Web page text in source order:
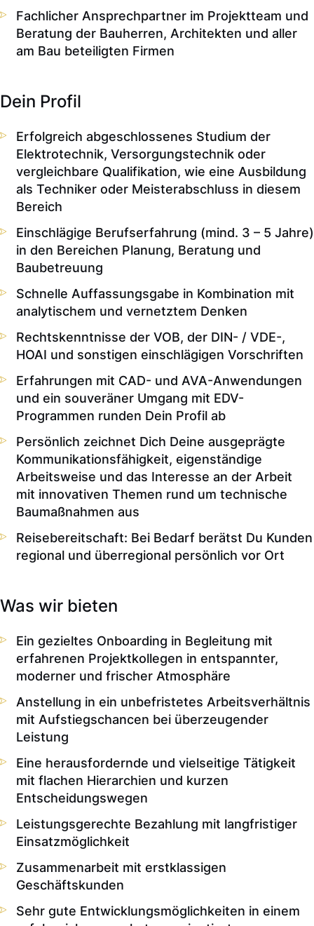
Fachlicher Ansprechpartner im Projektteam und
Beratung der Bauherren, Architekten und aller
am Bau beteiligten Firmen
Dein Profil
Erfolgreich abgeschlossenes Studium der
Elektrotechnik, Versorgungstechnik oder
vergleichbare Qualifikation, wie eine Ausbildung
als Techniker oder Meisterabschluss in diesem
Bereich
Einschlägige Berufserfahrung (mind. 3 – 5 Jahre)
in den Bereichen Planung, Beratung und
Baubetreuung
Schnelle Auffassungsgabe in Kombination mit
analytischem und vernetztem Denken
Rechtskenntnisse der VOB, der DIN- / VDE-,
HOAI und sonstigen einschlägigen Vorschriften
Erfahrungen mit CAD- und AVA-Anwendungen
und ein souveräner Umgang mit EDV-
Programmen runden Dein Profil ab
Persönlich zeichnet Dich Deine ausgeprägte
Kommunikationsfähigkeit, eigenständige
Arbeitsweise und das Interesse an der Arbeit
mit innovativen Themen rund um technische
Baumaßnahmen aus
Reisebereitschaft: Bei Bedarf berätst Du Kunden
regional und überregional persönlich vor Ort
Was wir bieten
Ein gezieltes Onboarding in Begleitung mit
erfahrenen Projektkollegen in entspannter,
moderner und frischer Atmosphäre
Anstellung in ein unbefristetes Arbeitsverhältnis
mit Aufstiegschancen bei überzeugender
Leistung
Eine herausfordernde und vielseitige Tätigkeit
mit flachen Hierarchien und kurzen
Entscheidungswegen
Leistungsgerechte Bezahlung mit langfristiger
Einsatzmöglichkeit
Zusammenarbeit mit erstklassigen
Geschäftskunden
Sehr gute Entwicklungsmöglichkeiten in einem